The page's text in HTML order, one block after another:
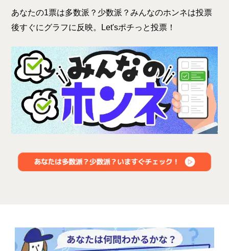
あなたの1票は多数派？少数派？みんなのホンネは投票
後すぐにグラフに反映。Let'sポチっと投票！